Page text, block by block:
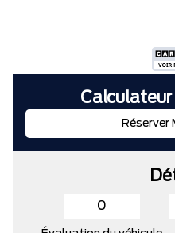
Réserver